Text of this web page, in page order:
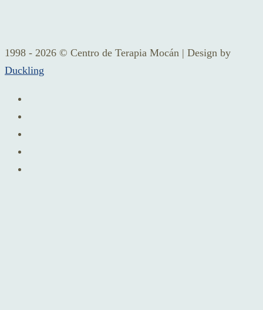
1998 - 2026 © Centro de Terapia Mocán | Design by
Duckling